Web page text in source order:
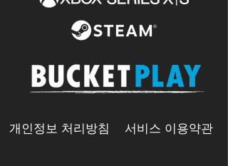
개인정보 처리방침 서비스 이용약관